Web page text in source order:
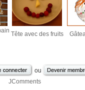
Tête avec des fruits
ou
JComments